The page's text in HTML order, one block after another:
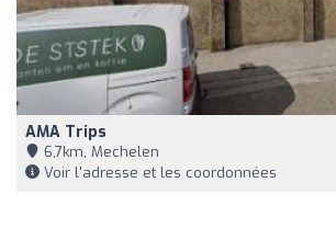
AMA Trips
6,7km, Mechelen
Voir l'adresse et les coordonnées